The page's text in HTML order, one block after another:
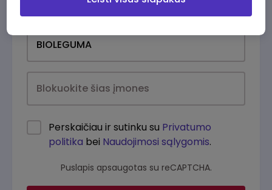
Perskaičiau ir sutinku su Privatumo
politika bei Naudojimosi sąlygomis.
Puslapis apsaugotas su reCAPTCHA.